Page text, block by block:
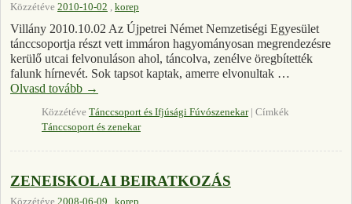
Közzétéve 2010-10-02 korep
Villány 2010.10.02 Az Újpetrei Német Nemzetiségi Egyesület
tánccsoportja részt vett immáron hagyományosan megrendezésre
kerülő utcai felvonuláson ahol, táncolva, zenélve öregbítették
falunk hírnevét. Sok tapsot kaptak, amerre elvonultak …
Olvasd tovább →
Közzétéve Tánccsoport és Ifjúsági Fúvószenekar | Címkék
Tánccsoport és zenekar
ZENEISKOLAI BEIRATKOZÁS